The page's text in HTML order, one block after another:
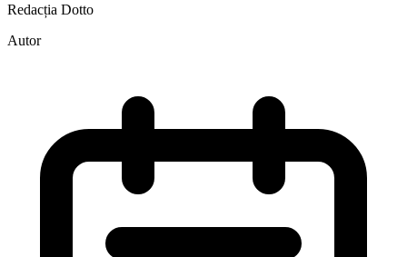
Redacția Dotto
Autor